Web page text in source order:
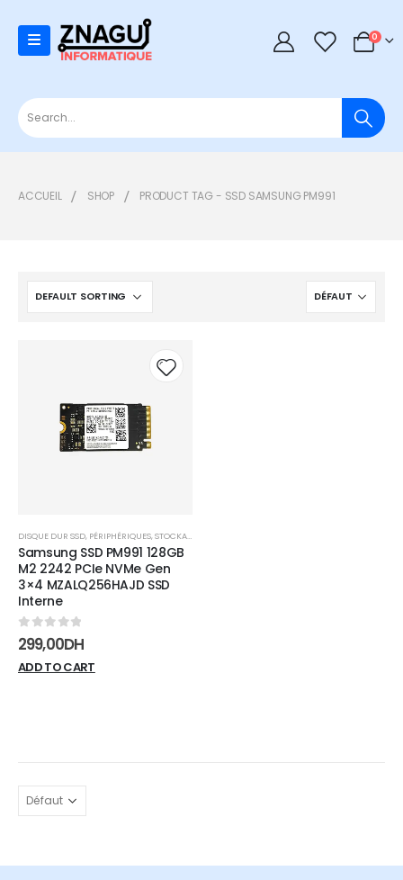
0 0
ACCUEIL SHOP PRODUCT TAG - SSD SAMSUNG PM991
wishlist
DISQUE DUR SSD, PÉRIPHÉRIQUES,STOCKAGE
Samsung SSD PM991 128GB
M2 2242 PCIe NVMe Gen
3×4 MZALQ256HAJD SSD
Interne
0sur 5
299,00DH
ADD TO CART